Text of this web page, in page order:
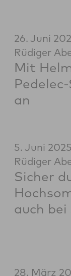
26. Juni
Rüdiger
Mit
an
5. Juni 2025
Rüdiger
Sicher
auch bei
28. März